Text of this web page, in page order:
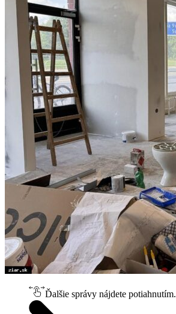
Ďalšie správy nájdete potiahnutím.